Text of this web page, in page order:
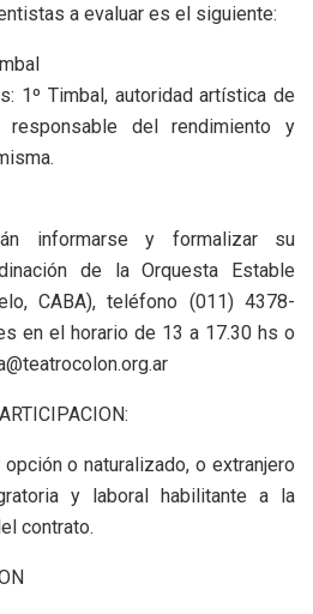
a evaluar es el siguiente:
1º Timbal, autoridad artística de
del rendimiento y
informarse y formalizar su
de la Orquesta Estable
CABA), teléfono (011) 4378-
en el horario de 13 a 17.30 hs o
o naturalizado, o extranjero
y laboral habilitante a la
contrato.